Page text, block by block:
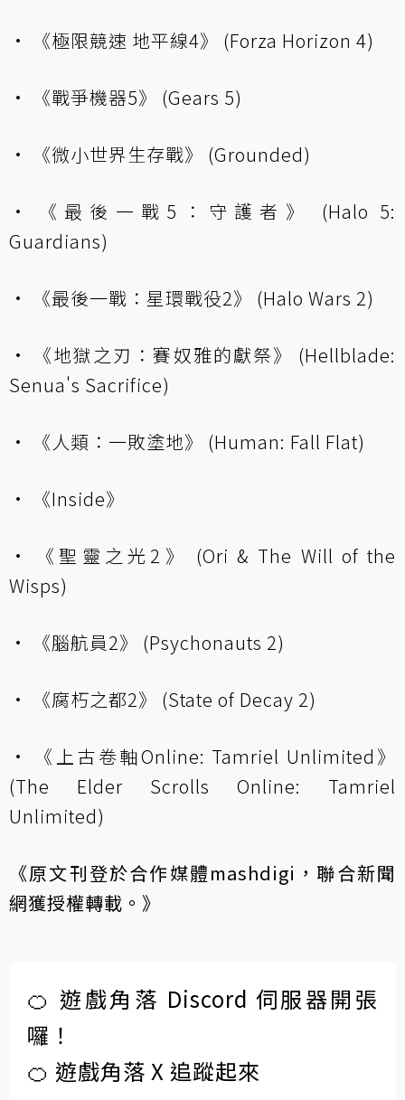
• 《極限競速 地平線4》 (Forza Horizon 4)
• 《戰爭機器5》 (Gears 5)
• 《微小世界生存戰》 (Grounded)
• 《最後一戰5：守護者》 (Halo 5:
Guardians)
• 《最後一戰：星環戰役2》 (Halo Wars 2)
• 《地獄之刃：賽奴雅的獻祭》 (Hellblade:
Senua's Sacrifice)
• 《人類：一敗塗地》 (Human: Fall Flat)
• 《Inside》
• 《聖靈之光2》 (Ori & The Will of the
Wisps)
• 《腦航員2》 (Psychonauts 2)
• 《腐朽之都2》 (State of Decay 2)
• 《上古卷軸Online: Tamriel Unlimited》
(The Elder Scrolls Online: Tamriel
Unlimited)
《原文刊登於合作媒體mashdigi ，聯合新聞
網獲授權轉載。》
🍊 遊戲角落 Discord 伺服器開張
囉！
🍊 遊戲角落 X 追蹤起來